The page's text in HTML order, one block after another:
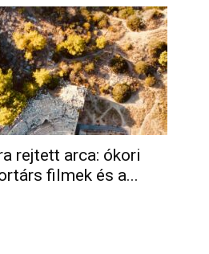
rejtett arca: ókori
filmek és a...